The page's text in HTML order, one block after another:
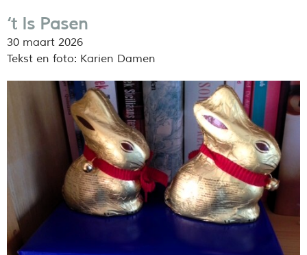
‘t Is Pasen
30 maart 2026
Tekst en foto: Karien Damen